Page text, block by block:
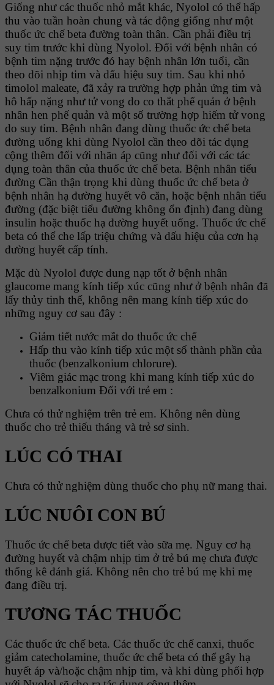
Giống như các thuốc nhỏ mắt khác, Nyolol có thể hấp
thu vào tuần hoàn chung và tác động giống như một
thuốc ức chế beta đường toàn thân. Cần phải điều trị
suy tim trước khi dùng Nyolol. Đối với bệnh nhân có
bệnh tim nặng trước đó hay bệnh nhân lớn tuổi, cần
theo dõi nhịp tim và dấu hiệu suy tim. Sau khi nhỏ
timolol maleate, đã xảy ra trường hợp phản ứng tim và
hô hấp nặng như tử vong do co thắt phế quản ở bệnh
nhân hen phế quản và một số trường hợp hiếm tử vong
do suy tim. Bệnh nhân đang dùng thuốc ức chế beta
đường uống khi dùng Nyolol cần theo dõi tác dụng
cộng thêm đối với nhãn áp cũng như đối với các tác
dụng toàn thân của thuốc ức chế beta. Bệnh nhân tiểu
đường Cần thận trọng khi dùng thuốc ức chế beta ở
bệnh nhân hạ đường huyết vô căn, hoặc bệnh nhân tiểu
đường (đặc biệt tiểu đường không ổn định) đang dùng
insulin hoặc thuốc hạ đường huyết uống. Thuốc ức chế
beta có thể che lấp triệu chứng và dấu hiệu của cơn hạ
đường huyết cấp tính.
Mặc dù Nyolol được dung nạp tốt ở bệnh nhân
glaucome mang kính tiếp xúc cũng như ở bệnh nhân đã
lấy thủy tinh thể, không nên mang kính tiếp xúc do
những nguy cơ sau đây :
Giảm tiết nước mắt do thuốc ức chế
Hấp thu vào kính tiếp xúc một số thành phần của
thuốc (benzalkonium chlorure).
Viêm giác mạc trong khi mang kính tiếp xúc do
benzalkonium Đối với trẻ em :
Chưa có thử nghiệm trên trẻ em. Không nên dùng
thuốc cho trẻ thiếu tháng và trẻ sơ sinh.
LÚC CÓ THAI
Chưa có thử nghiệm dùng thuốc cho phụ nữ mang thai.
LÚC NUÔI CON BÚ
Thuốc ức chế beta được tiết vào sữa mẹ. Nguy cơ hạ
đường huyết và chậm nhịp tim ở trẻ bú mẹ chưa được
thống kê đánh giá. Không nên cho trẻ bú mẹ khi mẹ
đang điều trị.
TƯƠNG TÁC THUỐC
Các thuốc ức chế beta. Các thuốc ức chế canxi, thuốc
giảm catecholamine, thuốc ức chế beta có thể gây hạ
huyết áp và/hoặc chậm nhịp tim, và khi dùng phối hợp